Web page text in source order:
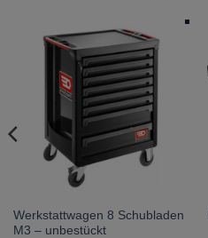
Werkstattwagen 8 Schubladen
M3 – unbestückt